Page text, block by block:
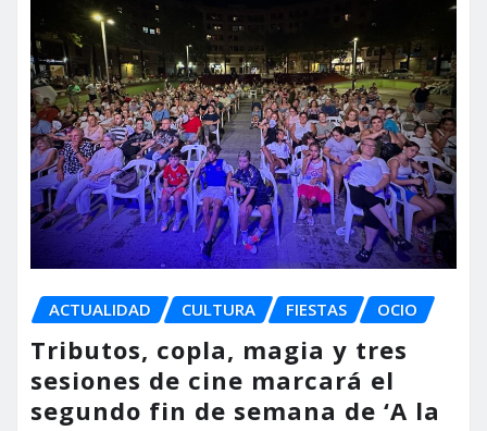
ACTUALIDAD CULTURA FIESTAS OCIO
Tributos, copla, magia y tres
sesiones de cine marcará el
segundo fin de semana de ‘A la